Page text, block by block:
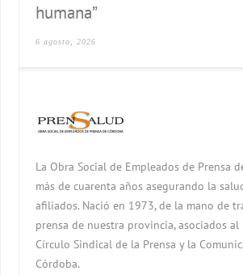
humana”
6 agosto, 2026
La Obra Social de Empleados de Prensa
más de cuarenta años asegurando la
afiliados. Nació en 1973, de la mano de
prensa de nuestra provincia, asociados
Círculo Sindical de la Prensa y la
Córdoba.